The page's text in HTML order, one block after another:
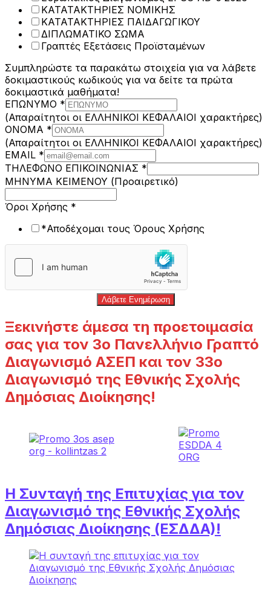
ΚΑΤΑΤΑΚΤΗΡΙΕΣ ΝΟΜΙΚΗΣ
ΚΑΤΑΤΑΚΤΗΡΙΕΣ ΠΑΙΔΑΓΩΓΙΚΟΥ
ΔΙΠΛΩΜΑΤΙΚΟ ΣΩΜΑ
Γραπτές Εξετάσεις Προϊσταμένων
Συμπληρώστε τα παρακάτω στοιχεία για να λάβετε
δοκιμαστικούς κωδικούς για να δείτε τα πρώτα
δοκιμαστικά μαθήματα!
ΕΠΩΝΥΜΟ *
(Απαραίτητοι οι ΕΛΛΗΝΙΚΟΙ ΚΕΦΑΛΑΙΟΙ χαρακτήρες)
να
Όροι
ΟΝΟΜΑ
ΟΝΟΜΑ *
(Απαραίτητοι οι ΕΛΛΗΝΙΚΟΙ ΚΕΦΑΛΑΙΟΙ χαρακτήρες)
EMAIL *
ΤΗΛΕΦΩΝΟ ΕΠΙΚΟΙΝΩΝΙΑΣ *
ΜΗΝΥΜΑ ΚΕΙΜΕΝΟΥ (Προαιρετικό)
Όροι Χρήσης *
*Αποδέχομαι τους Όρους Χρήσης
Λάβετε Ενημέρωση
Ξεκινήστε άμεσα τη προετοιμασία
σας για τον 3ο Πανελλήνιο Γραπτό
Διαγωνισμό ΑΣΕΠ και τον 33ο
Διαγωνισμό της Εθνικής Σχολής
Δημόσιας Διοίκησης!
Η Συνταγή της Επιτυχίας για τον
Διαγωνισμό της Εθνικής Σχολής
Δημόσιας Διοίκησης (ΕΣΔΔΑ)!